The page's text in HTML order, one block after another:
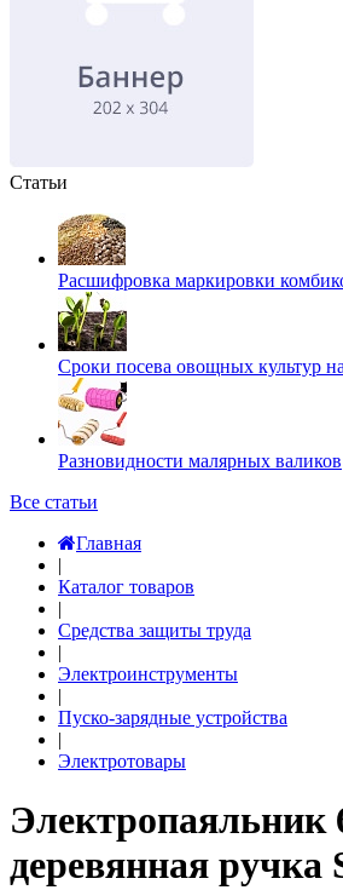
Статьи
Расшифровка маркировки
Сроки посева овощных культур
Разновидности малярных валиков
Все статьи
Главная
|
Каталог товаров
|
Средства защиты труда
|
Электроинструменты
|
Пуско-зарядные устройства
|
Электротовары
Электропаяльник
деревянная ручка